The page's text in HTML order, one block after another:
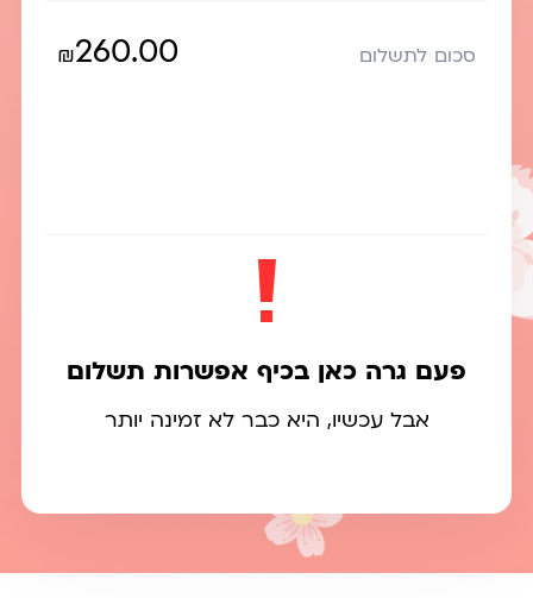
סכום לתשלום ₪260.00
פעם גרה כאן בכיף אפשרות תשלום
אבל עכשיו, היא כבר לא זמינה יותר